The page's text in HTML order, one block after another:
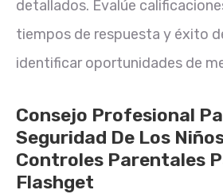
detallados. Evalúe
tiempos de respuesta y éxito
identificar oportunidades de
Consejo Profesional
Seguridad De Los
Controles Parentales
Flashget